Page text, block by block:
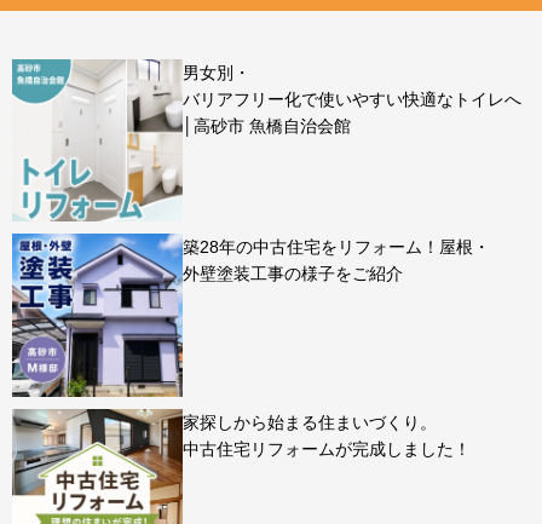
男女別・
バリアフリー化で使いやすい快適なトイレへ
│高砂市 魚橋自治会館
築28年の中古住宅をリフォーム！屋根・
外壁塗装工事の様子をご紹介
家探しから始まる住まいづくり。
中古住宅リフォームが完成しました！